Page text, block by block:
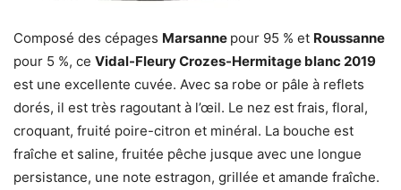
Composé des cépages Marsanne pour 95 % et Roussanne
pour 5 %, ce Vidal-Fleury Crozes-Hermitage blanc 2019
est une excellente cuvée. Avec sa robe or pâle à reflets
dorés, il est très ragoutant à l’œil. Le nez est frais, floral,
croquant, fruité poire-citron et minéral. La bouche est
fraîche et saline, fruitée pêche jusque avec une longue
persistance, une note estragon, grillée et amande fraîche.